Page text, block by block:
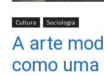
Cultura Sociologia
A arte
como